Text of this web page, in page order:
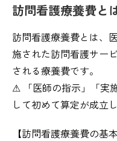
訪問看護療養費と
訪問看護療養費とは、
施された訪問看護サー
される療養費です。
⚠︎ 「医師の指示」「実
して初めて算定が成立し
【訪問看護療養費の基